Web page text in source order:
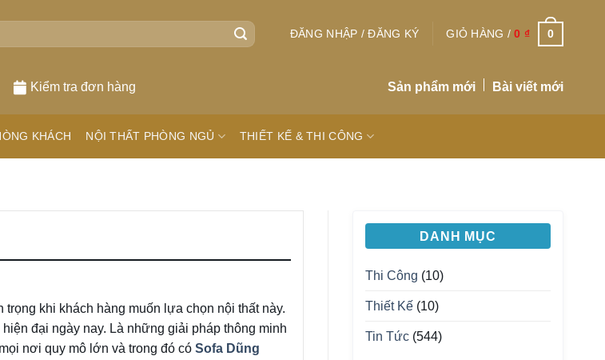
ĐĂNG NHẬP / ĐĂNG KÝ GIỎ HÀNG /0 ₫ 0
Kiểm tra đơn hàng Sản phẩm mới Bài viết mới
KHÁCH NỘI THẤT PHÒNG NGỦ THIẾT KẾ & THI CÔNG
khi khách hàng muốn lựa chọn nội thất này.
đại ngày nay. Là những giải pháp thông minh
nơi quy mô lớn và trong đó có Sofa Dũng
DANH MỤC
Thi Công (10)
Thiết Kế (10)
Tin Tức (544)